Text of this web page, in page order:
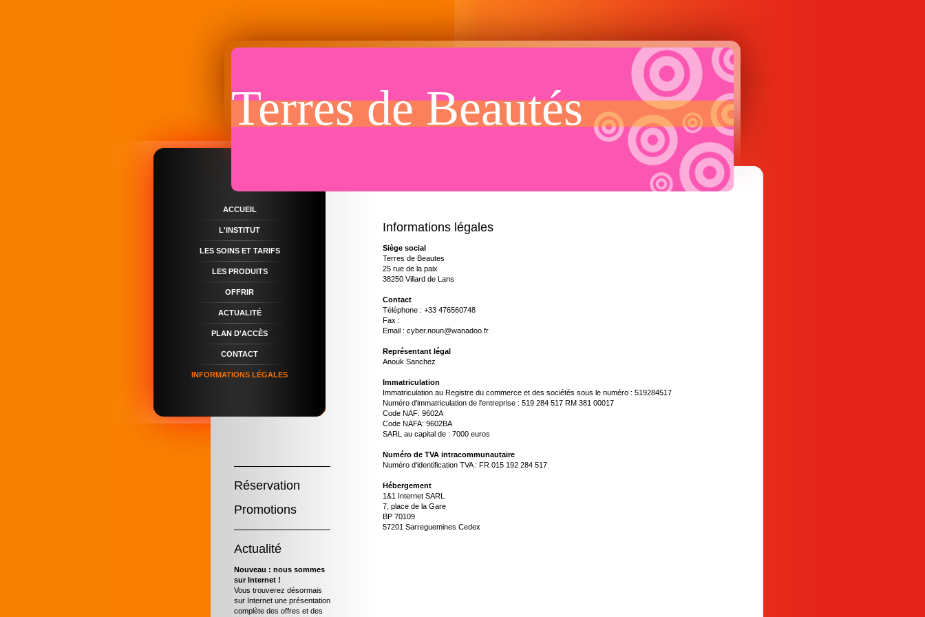
Terres de Beautés
Informations légales
Siège social
Terres de Beautes
25 rue de la paix
38250 Villard de Lans
Contact
Téléphone : +33 476560748
Fax :
Email : cyber.noun@wanadoo.fr
Représentant légal
Anouk Sanchez
Immatriculation
Immatriculation au Registre du commerce et des sociétés sous le numéro : 519284517
Numéro d'immatriculation de l'entreprise : 519 284 517 RM 381 00017
Code NAF: 9602A
Code NAFA: 9602BA
SARL au capital de : 7000 euros
Numéro de TVA intracommunautaire
Numéro d'identification TVA : FR 015 192 284 517
Hébergement
1&1 Internet SARL
7, place de la Gare
BP 70109
57201 Sarreguemines Cedex
ACCUEIL
L'INSTITUT
LES SOINS ET TARIFS
LES PRODUITS
OFFRIR
ACTUALITÉ
PLAN D'ACCÈS
CONTACT
INFORMATIONS LÉGALES
Réservation
Promotions
Actualité
Nouveau : nous sommes
sur Internet !
Vous trouverez désormais
sur Internet une présentation
complète des offres et des